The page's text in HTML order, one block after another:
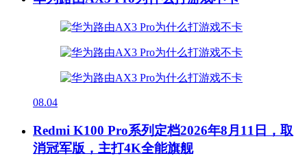
08.04
Redmi K100 Pro系列定档2026年8月11日，取
消冠军版，主打4K全能旗舰